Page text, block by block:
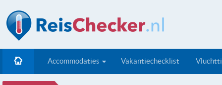
Accommodaties Vakantiechecklist